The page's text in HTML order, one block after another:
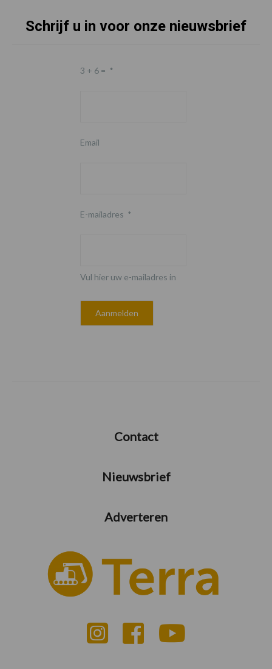
FooterSchrijf u in voor onze nieuwsbrief
3 + 6 = *
Email
E-mailadres *
Vul hier uw e-mailadres in
Contact
Nieuwsbrief
Adverteren